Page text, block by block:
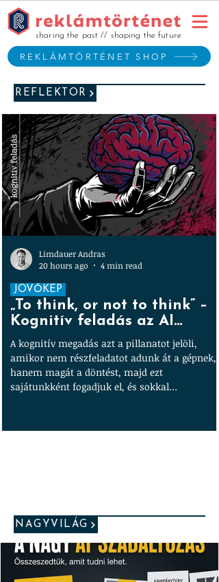
REKLÁMTÖRTÉNET SHOP
sharing the past // shaping the future
REFLEKTOR
„To think, or not to think” –
Kognitív feladás az AI
árnyékában
A kognitív megadás azt a pillanatot jelöli,
amikor nem részfeladatot adunk át a gépnek,
hanem magát a döntést, majd ezt
sajátunkként fogadjuk el, és sokkal
JÖVŐKÉP
Limdauer Andras
20 hours ago
4 min read
NAGYVILÁG